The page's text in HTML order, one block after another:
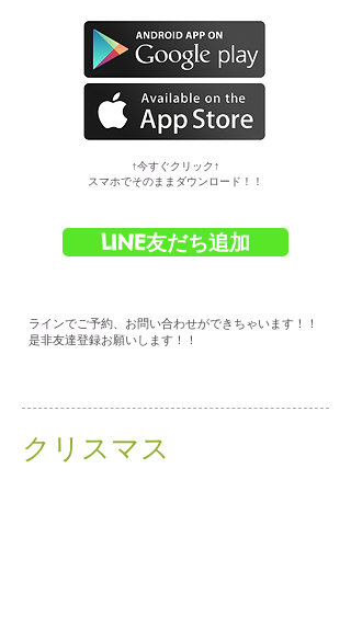
​↑今すぐクリック↑
スマホでそのままダウンロード！！
LINE友だち追加
ラインでご予約、お問い合わせができちゃいます！！
是非友達登録お願いします！！
クリスマス